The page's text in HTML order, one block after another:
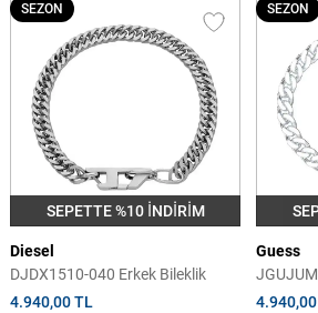
SEPETTE %10 İNDİRİM
SEZON
Diesel
DJDX1510-040 Erkek Bileklik
4.940,00 TL
SEZON
Guess
Bileklik